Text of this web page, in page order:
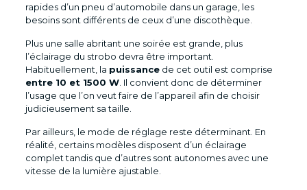
rapides d’un pneu d’automobile dans un garage, les
besoins sont différents de ceux d’une discothèque.
Plus une salle abritant une soirée est grande, plus
l’éclairage du strobo devra être important.
Habituellement, la puissancede cet outil est comprise
entre 10 et 1500 W. Il convient donc de déterminer
l’usage que l’on veut faire de l’appareil afin de choisir
judicieusement sa taille.
Par ailleurs, le mode de réglage reste déterminant. En
réalité, certains modèles disposent d’un éclairage
complet tandis que d’autres sont autonomes avec une
vitesse de la lumière ajustable.